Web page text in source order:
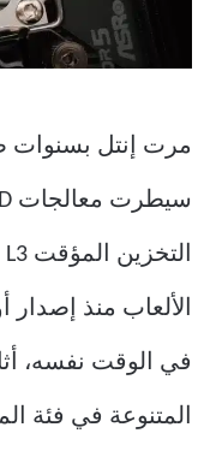
مرت إنتل بسنوات
المتنوعة في فئة